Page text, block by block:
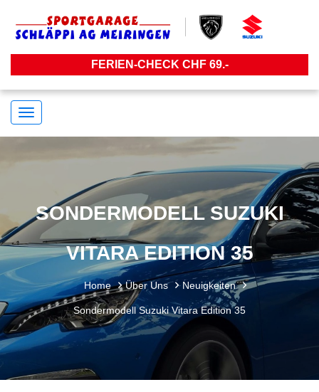
FERIEN-CHECK CHF 69.-
Navigation
SONDERMODELL SUZUKI
VITARA EDITION 35
Home Über Uns Neuigkeiten
Sondermodell Suzuki Vitara Edition 35